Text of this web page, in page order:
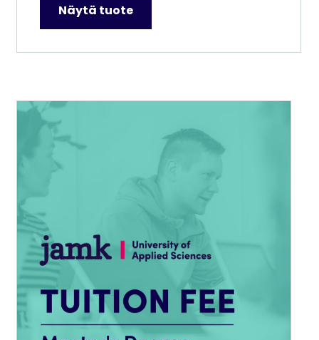
000,00 €
Näytä tuote
Tällä
tuotteella
useampi
tehdä
valinnat
tuotteen
sivulla.